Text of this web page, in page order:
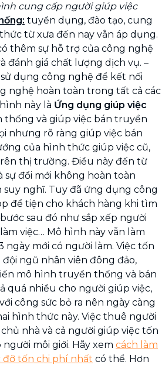
cung cấp người giúp việc
tuyển dụng, đào tạo, cung
từ xưa đến nay vẫn áp dụng.
thêm sự hỗ trợ của công nghệ
đánh giá chất lượng dịch vụ. –
dụng công nghệ để kết nối
nghệ hoàn toàn trong tất cả các
này là Ứng dụng giúp việc
thống và giúp việc bán truyền
nhưng rõ ràng giúp việc bán
của hình thức giúp việc cũ,
thị trường. Điều này đến từ
đổi mới không hoàn toàn
nghĩ. Tuy đã ứng dụng công
để tiện cho khách hàng khi tìm
sau đó như sắp xếp người
việc… Mô hình này vẫn làm
mới có người làm. Việc tốn
ngũ nhân viên đông đảo,
mô hình truyền thống và bán
nhiều cho người giúp việc,
công sức bỏ ra nên ngày càng
hình thức này. Việc thuê người
nhà và cả người giúp việc tốn
môi giới. Hãy xem cách làm
tốn chi phí nhất có thể. Hơn